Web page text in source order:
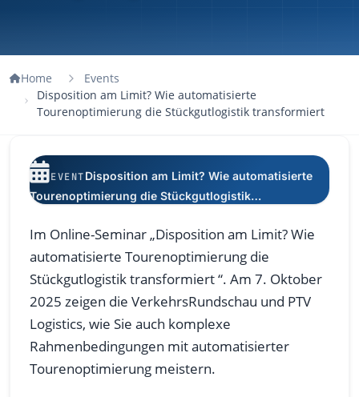
Home
Events
Disposition am Limit? Wie automatisierte
Tourenoptimierung die Stückgutlogistik transformiert
EVENTDisposition am Limit? Wie automatisierte
Tourenoptimierung die Stückgutlogistik…
Im Online-Seminar „Disposition am Limit? Wie
automatisierte Tourenoptimierung die
Stückgutlogistik transformiert “. Am 7. Oktober
2025 zeigen die VerkehrsRundschau und PTV
Logistics, wie Sie auch komplexe
Rahmenbedingungen mit automatisierter
Tourenoptimierung meistern.